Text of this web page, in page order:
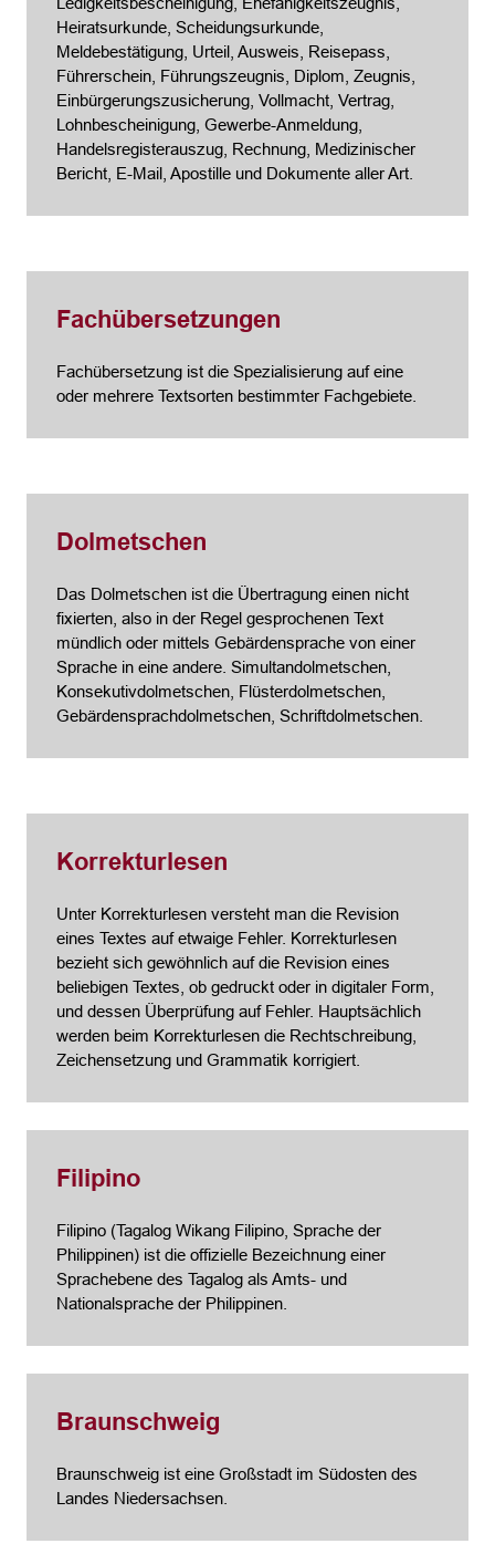
Heiratsurkunde, Scheidungsurkunde,
Meldebestätigung, Urteil, Ausweis, Reisepass,
Führerschein, Führungszeugnis, Diplom, Zeugnis,
Einbürgerungszusicherung, Vollmacht, Vertrag,
Lohnbescheinigung, Gewerbe-Anmeldung,
Handelsregisterauszug, Rechnung, Medizinischer
Bericht, E-Mail, Apostille und Dokumente aller Art.
Fachübersetzungen
Fachübersetzung ist die Spezialisierung auf eine
oder mehrere Textsorten bestimmter Fachgebiete.
Dolmetschen
Das Dolmetschen ist die Übertragung einen nicht
fixierten, also in der Regel gesprochenen Text
mündlich oder mittels Gebärdensprache von einer
Sprache in eine andere. Simultandolmetschen,
Konsekutivdolmetschen, Flüsterdolmetschen,
Gebärdensprachdolmetschen, Schriftdolmetschen.
Korrekturlesen
Unter Korrekturlesen versteht man die Revision
eines Textes auf etwaige Fehler. Korrekturlesen
bezieht sich gewöhnlich auf die Revision eines
beliebigen Textes, ob gedruckt oder in digitaler Form,
und dessen Überprüfung auf Fehler. Hauptsächlich
werden beim Korrekturlesen die Rechtschreibung,
Zeichensetzung und Grammatik korrigiert.
Filipino
Filipino (Tagalog Wikang Filipino, Sprache der
Philippinen) ist die offizielle Bezeichnung einer
Sprachebene des Tagalog als Amts- und
Nationalsprache der Philippinen.
Braunschweig
Braunschweig ist eine Großstadt im Südosten des
Landes Niedersachsen.